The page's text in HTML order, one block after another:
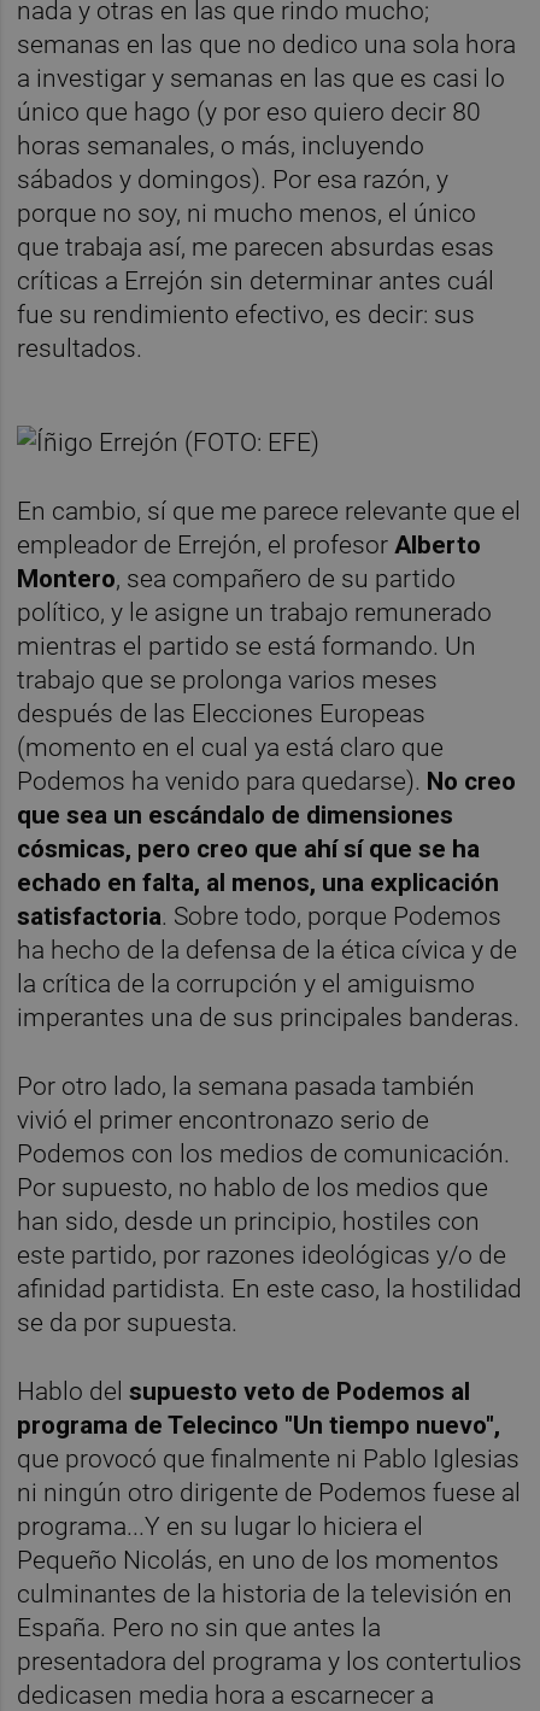
nada y otras en las que rindo mucho;
semanas en las que no dedico una sola hora
a investigar y semanas en las que es casi lo
único que hago (y por eso quiero decir 80
horas semanales, o más, incluyendo
sábados y domingos). Por esa razón, y
porque no soy, ni mucho menos, el único
que trabaja así, me parecen absurdas esas
críticas a Errejón sin determinar antes cuál
fue su rendimiento efectivo, es decir: sus
resultados.
En cambio, sí que me parece relevante que el
empleador de Errejón, el profesor Alberto
Montero, sea compañero de su partido
político, y le asigne un trabajo remunerado
mientras el partido se está formando. Un
trabajo que se prolonga varios meses
después de las Elecciones Europeas
(momento en el cual ya está claro que
Podemos ha venido para quedarse). No creo
que sea un escándalo de dimensiones
cósmicas, pero creo que ahí sí que se ha
echado en falta, al menos, una explicación
satisfactoria. Sobre todo, porque Podemos
ha hecho de la defensa de la ética cívica y de
la crítica de la corrupción y el amiguismo
imperantes una de sus principales banderas.
Por otro lado, la semana pasada también
vivió el primer encontronazo serio de
Podemos con los medios de comunicación.
Por supuesto, no hablo de los medios que
han sido, desde un principio, hostiles con
este partido, por razones ideológicas y/o de
afinidad partidista. En este caso, la hostilidad
se da por supuesta.
Hablo delsupuesto veto de Podemos al
programa de Telecinco "Un tiempo nuevo",
que provocó que finalmente ni Pablo Iglesias
ni ningún otro dirigente de Podemos fuese al
programa...Y en su lugar lo hiciera el
Pequeño Nicolás, en uno de los momentos
culminantes de la historia de la televisión en
España. Pero no sin que antes la
presentadora del programa y los contertulios
dedicasen media hora a escarnecer a